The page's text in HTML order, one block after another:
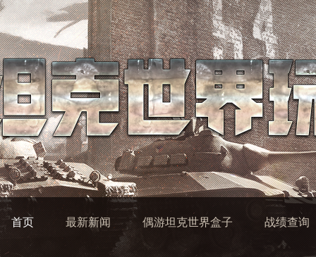
首页 最新新闻 偶游坦克世界盒子 战绩查询